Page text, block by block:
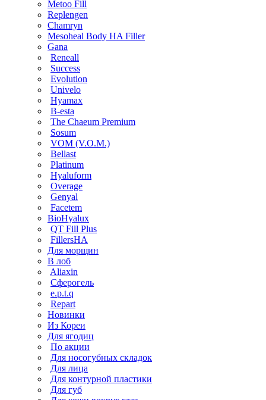
Metoo Fill
Replengen
Chamryn
Mesoheal Body HA Filler
Gana
Reneall
Success
Evolution
Univelo
Hyamax
B-esta
The Chaeum Premium
Sosum
VOM (V.O.M.)
Bellast
Platinum
Hyaluform
Overage
Genyal
Facetem
BioHyalux
QT Fill Plus
FillersHA
Для морщин
В лоб
Aliaxin
Сферогель
e.p.t.q
Repart
Новинки
Из Кореи
Для ягодиц
По акции
Для носогубных складок
Для лица
Для контурной пластики
Для губ